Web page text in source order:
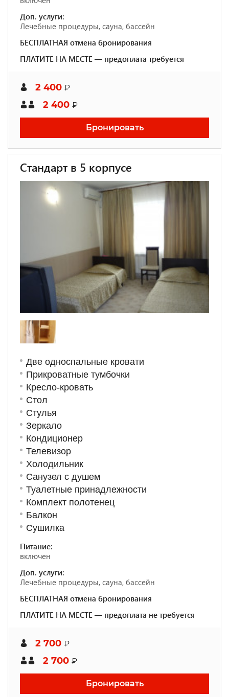
Доп. услуги:
Лечебные процедуры, сауна, бассейн
БЕСПЛАТНАЯ отмена бронирования
ПЛАТИТЕ НА МЕСТЕ — предоплата требуется
2 400 ₽
2 400 ₽
Бронировать
Стандарт в 5 корпусе
Две односпальные кровати
Прикроватные тумбочки
Кресло-кровать
Стол
Стулья
Зеркало
Кондиционер
Телевизор
Холодильник
Санузел с душем
Туалетные принадлежности
Комплект полотенец
Балкон
Сушилка
Питание:
включен
Доп. услуги:
Лечебные процедуры, сауна, бассейн
БЕСПЛАТНАЯ отмена бронирования
ПЛАТИТЕ НА МЕСТЕ — предоплата не требуется
2 700 ₽
2 700 ₽
Бронировать